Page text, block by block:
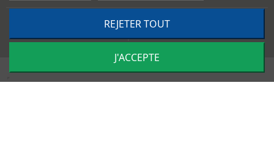
TRACTO PIÈCES - Conception & réalisation :
Impulsion
REJETER TOUT
J'ACCEPTE